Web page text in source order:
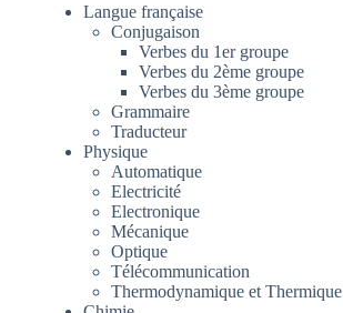
Langue française
Conjugaison
Verbes du 1er groupe
Verbes du 2ème groupe
Verbes du 3ème groupe
Grammaire
Traducteur
Physique
Automatique
Electricité
Electronique
Mécanique
Optique
Télécommunication
Thermodynamique et Thermique